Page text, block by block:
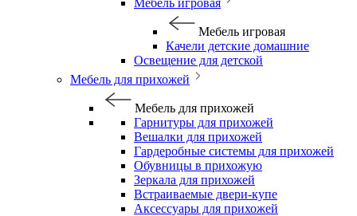
Мебель игровая
Мебель игровая
Качели детские домашние
Освещение для детской
Мебель для прихожей
Мебель для прихожей
Гарнитуры для прихожей
Вешалки для прихожей
Гардеробные системы для прихожей
Обувницы в прихожую
Зеркала для прихожей
Встраиваемые двери-купе
Аксессуары для прихожей